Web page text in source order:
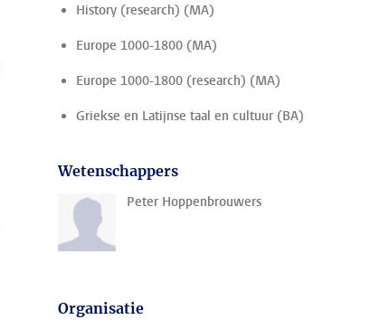
History (research) (MA)
Europe 1000-1800 (MA)
Europe 1000-1800 (research) (MA)
Griekse en Latijnse taal en cultuur (BA)
Wetenschappers
Peter Hoppenbrouwers
Organisatie